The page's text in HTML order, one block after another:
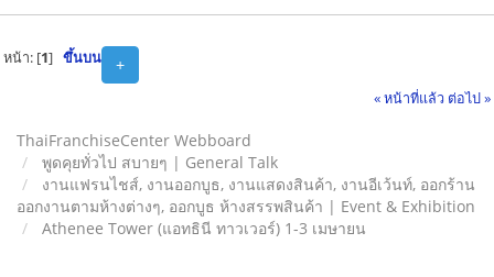
+
หน้า: [1] ขึ้นบน
« หน้าที่แล้ว ต่อไป »
ThaiFranchiseCenter Webboard
พูดคุยทั่วไป สบายๆ | General Talk
งานแฟรนไชส์, งานออกบูธ, งานแสดงสินค้า, งานอีเว้นท์, ออกร้าน
ออกงานตามห้างต่างๆ, ออกบูธ ห้างสรรพสินค้า | Event & Exhibition
Athenee Tower (แอทธินี ทาวเวอร์) 1-3 เมษายน